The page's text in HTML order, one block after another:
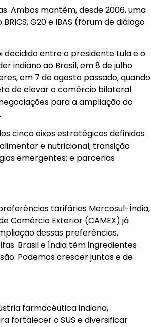
Ambos mantêm, desde 2006, uma
G20 e IBAS (fórum de diálogo
entre o presidente Lula e o
indiano ao Brasil, em 8 de julho
em 7 de agosto passado, quando
de elevar o comércio bilateral
para a ampliação do
cinco eixos estratégicos definidos
e nutricional; transição
emergentes; e parcerias
tarifárias Mercosul-Índia,
Comércio Exterior (CAMEX) já
dessas preferências,
Brasil e Índia têm ingredientes
Podemos crescer juntos e de
farmacêutica indiana,
fortalecer o SUS e diversificar